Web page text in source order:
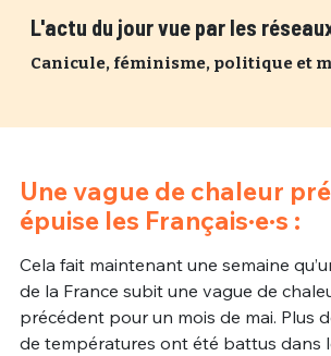
L'actu du jour vue par les
Canicule, féminisme, politique et
Une vague de chaleur
épuise les Français·e·s :
Cela fait maintenant une semaine
de la France subit une vague de
précédent pour un mois de mai. Plus
de températures ont été battus dans
PASSWORD*
MOT DE PASSE Mot
Ma propre
Un Thread
C'EST PARTI